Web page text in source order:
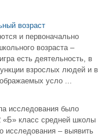
возраст
и первоначально
возраста –
есть деятельность, в
взрослых людей и в
усло ...
исследования было
«Б» класс средней школы
исследования – выявить